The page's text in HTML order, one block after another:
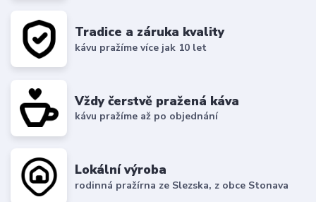
Tradice a záruka kvality
kávu pražíme více jak 10 let
Vždy čerstvě pražená káva
kávu pražíme až po objednání
Lokální výroba
rodinná pražírna ze Slezska, z obce Stonava